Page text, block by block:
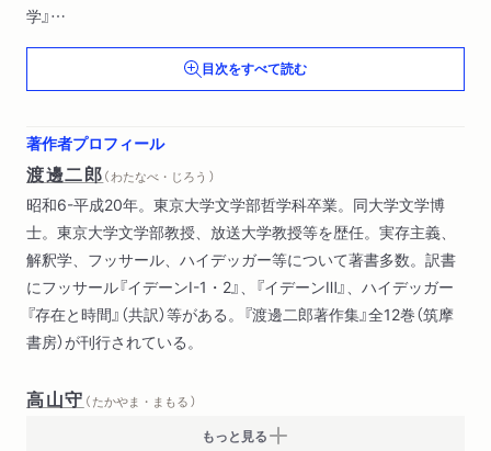
学』
フッサール ほか）
目次をすべて読む
著作者プロフィール
渡邊二郎（ わたなべ・じろう ）
昭和6-平成20年。東京大学文学部哲学科卒業。同大学文学博
士。東京大学文学部教授、放送大学教授等を歴任。実存主義、
解釈学、フッサール、ハイデッガー等について著書多数。訳書
にフッサール『イデーンⅠ-1・2』、『イデーンⅢ』、ハイデッガー
『存在と時間』（共訳）等がある。『渡邊二郎著作集』全12巻（筑摩
書房）が刊行されている。
高山守 （ たかやま・まもる ）
もっと見る